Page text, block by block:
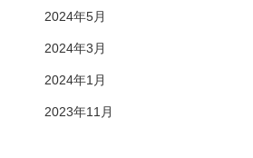
2024年5月
2024年3月
2024年1月
2023年11月